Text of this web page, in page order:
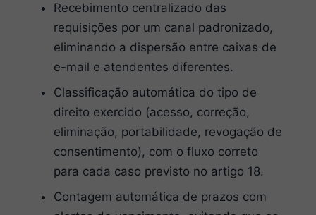
Recebimento centralizado das
requisições por um canal padronizado,
eliminando a dispersão entre caixas de
e-mail e atendentes diferentes.
Classificação automática do tipo de
direito exercido (acesso, correção,
eliminação, portabilidade, revogação de
consentimento), com o fluxo correto
para cada caso previsto no artigo 18.
Contagem automática de prazos com